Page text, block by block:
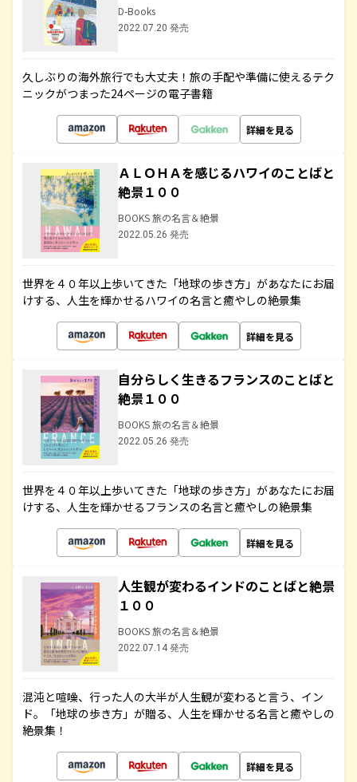
D-Books
2022.07.20 発売
久しぶりの海外旅行でも大丈夫！旅の手配や準備に使えるテク
ニックがつまった24ページの電子書籍
詳細を見る
ＡＬＯＨＡを感じるハワイのことばと
絶景１００
BOOKS 旅の名言＆絶景
2022.05.26 発売
世界を４０年以上歩いてきた「地球の歩き方」があなたにお届
けする、人生を輝かせるハワイの名言と癒やしの絶景集
詳細を見る
自分らしく生きるフランスのことばと
絶景１００
BOOKS 旅の名言＆絶景
2022.05.26 発売
世界を４０年以上歩いてきた「地球の歩き方」があなたにお届
けする、人生を輝かせるフランスの名言と癒やしの絶景集
詳細を見る
人生観が変わるインドのことばと絶景
１００
BOOKS 旅の名言＆絶景
2022.07.14 発売
混沌と喧噪、行った人の大半が人生観が変わると言う、イン
ド。「地球の歩き方」が贈る、人生を輝かせる名言と癒やしの
絶景集！
詳細を見る